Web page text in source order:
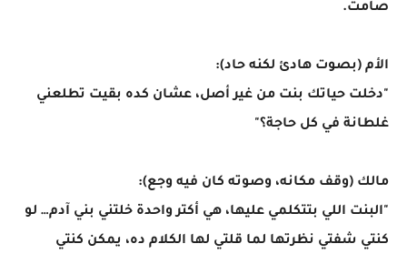
صامت.
الأم (بصوت هادئ لكنه حاد):
"دخلت حياتك بنت من غير أصل، عشان كده بقيت تطلعني
غلطانة في كل حاجة؟"
مالك (وقف مكانه، وصوته كان فيه وجع):
"البنت اللي بتتكلمي عليها، هي أكتر واحدة خلتني بني آدم… لو
كنتي شفتي نظرتها لما قلتي لها الكلام ده، يمكن كنتي